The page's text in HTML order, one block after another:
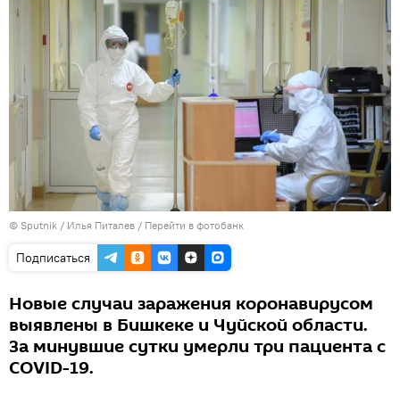
© Sputnik / Илья Питалев / Перейти в фотобанк
Подписаться
Новые случаи заражения коронавирусом
выявлены в Бишкеке и Чуйской области.
За минувшие сутки умерли три пациента с
COVID-19.